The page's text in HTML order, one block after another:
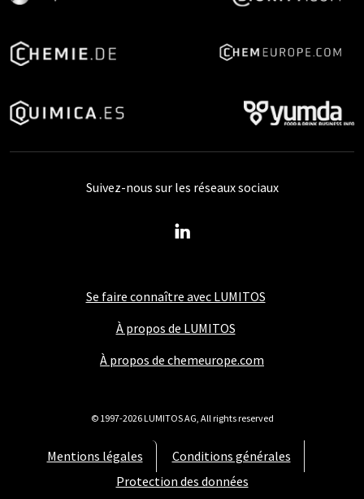
Se faire connaître avec LUMITOS
À propos de LUMITOS
À propos de chemeurope.com
Mentions légales
Conditions générales
Protection des données
Suivez-nous sur les réseaux sociaux
© 1997-2026 LUMITOS AG, All rights reserved